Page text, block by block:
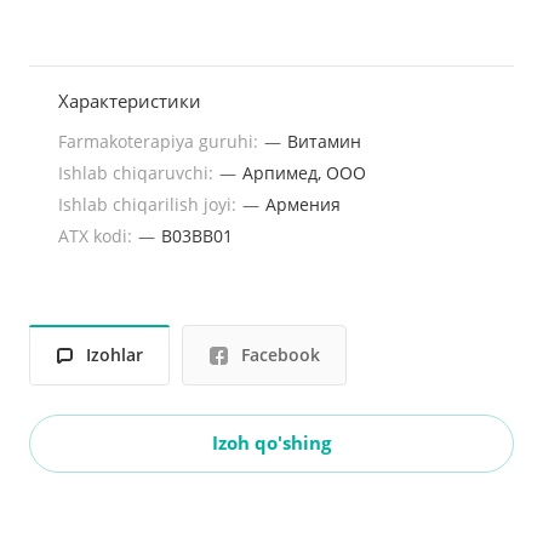
Характеристики
Farmakoterapiya guruhi: — Витамин
Ishlab chiqaruvchi: — Арпимед, ООО
Ishlab chiqarilish joyi: — Армения
ATX kodi: — B03BB01
Izohlar Facebook
Izoh qo'shing